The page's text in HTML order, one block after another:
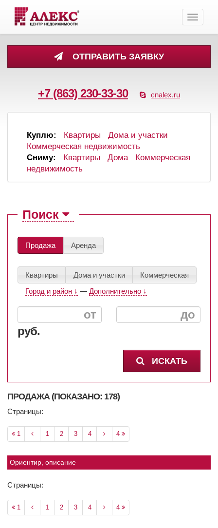
ОТПРАВИТЬ ЗАЯВКУ
+7 (863) 230-33-30 cnalex.ru
Toggle
Куплю: Квартиры
Дома и участки
Коммерческая недвижимость
Сниму:
Квартиры Дома
Коммерческая
недвижимость
Поиск
Продажа Аренда
Квартиры Дома и участки
Коммерческая
Город и район ↓ — Дополнительно ↓
руб.
ИСКАТЬ
ПРОДАЖА (ПОКАЗАНО: 178)
Страницы:
1 1 2 3 4 4
Ориентир, описание
Страницы:
1 1 2 3 4 4